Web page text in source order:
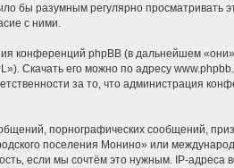
бы разумным регулярно просматривать
с ними.
phpBB (в дальнейшем
Скачать его можно по адресу
за то, что администрация
порнографических сообщений,
поселения Монино» или
если мы сочтём это нужным. IP-